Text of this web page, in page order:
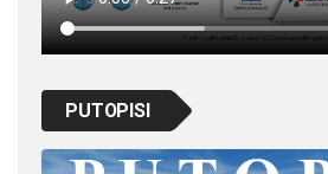
PUTOPISI